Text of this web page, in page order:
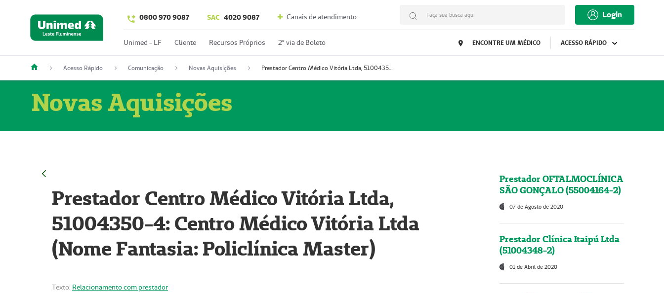
0800 970 9087 SAC 4020 9087 Canais de atendimento Faça sua busca aqui Login
Unimed - LF Cliente Recursos Próprios 2º via de Boleto ENCONTRE UM MÉDICO ACESSO RÁPIDO
Acesso Rápido Comunicação Novas Aquisições Prestador Centro Médico Vitória Ltda, 51004350-4: Centro Médico Vitória Ltda (Nome Fantasia: Policlínica Master)
Novas Aquisições
Prestador Centro Médico Vitória Ltda,
51004350-4: Centro Médico Vitória Ltda
(Nome Fantasia: Policlínica Master)
Texto: Relacionamento com prestador
Prestador OFTALMOCLÍNICA
SÃO GONÇALO (55004164-2)
07 de Agosto de 2020
Prestador Clínica Itaipú Ltda
(51004348-2)
01 de Abril de 2020